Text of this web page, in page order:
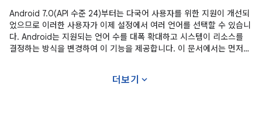
Android 7.0(API 수준 24)부터는 다국어 사용자를 위한 지원이 개선되
었으므로 이러한 사용자가 이제 설정에서 여러 언어를 선택할 수 있습니
다. Android는 지원되는 언어 수를 대폭 확대하고 시스템이 리소스를
결정하는 방식을 변경하여 이 기능을 제공합니다. 이 문서에서는 먼저
더보기 expand_more